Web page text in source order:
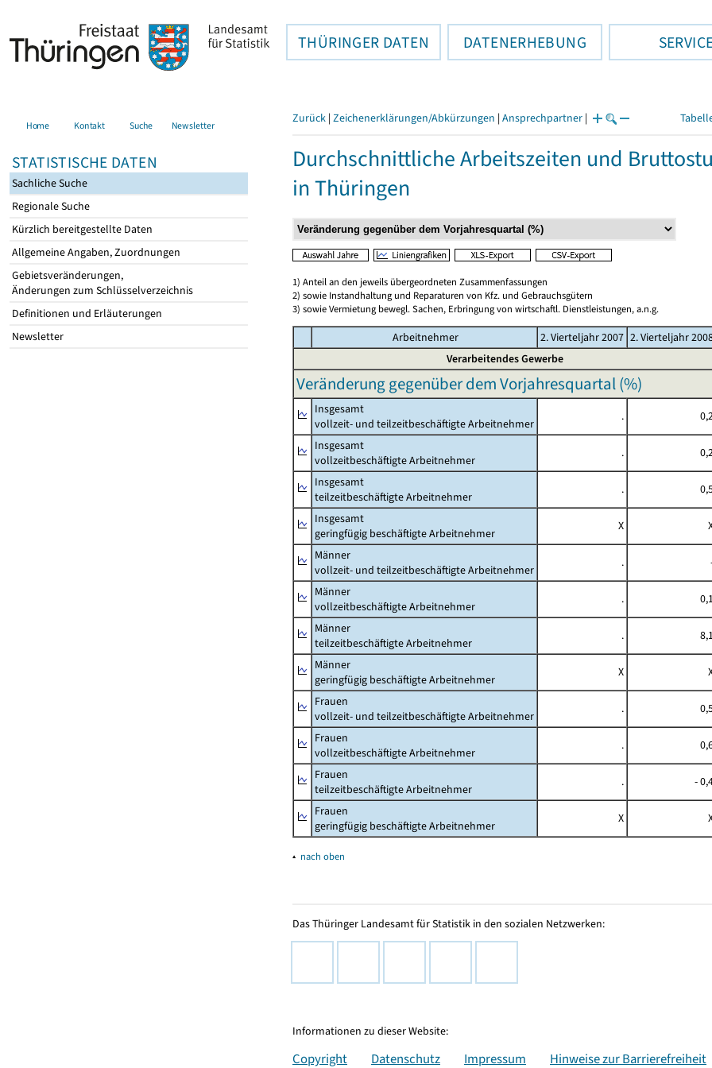
THÜRINGER DATEN DATENERHEBUNG
Home Kontakt Suche Newsletter
STATISTISCHE DATEN
Sachliche Suche
Regionale Suche
Kürzlich bereitgestellte Daten
Allgemeine Angaben, Zuordnungen
Gebietsveränderungen,
Änderungen zum Schlüsselverzeichnis
Definitionen und Erläuterungen
Newsletter
Zurück | Zeichenerklärungen/Abkürzungen | Ansprechpartner |
Durchschnittliche Arbeitszeiten und
in Thüringen
1) Anteil an den jeweils übergeordneten Zusammenfassungen
2) sowie Instandhaltung und Reparaturen von Kfz. und Gebrauchsgütern
3) sowie Vermietung bewegl. Sachen, Erbringung von wirtschaftl. Dienstleistungen, a.n.g.
Arbeitnehmer 2. Vierteljahr 2007 2. Vierteljahr
Verarbeitendes Gewerbe
Veränderung gegenüber dem Vorjahresquartal (%)
Insgesamt
vollzeit- und teilzeitbeschäftigte Arbeitnehmer
.
Insgesamt
vollzeitbeschäftigte Arbeitnehmer
.
Insgesamt
teilzeitbeschäftigte Arbeitnehmer
.
Insgesamt
geringfügig beschäftigte Arbeitnehmer
X
Männer
vollzeit- und teilzeitbeschäftigte Arbeitnehmer
.
Männer
vollzeitbeschäftigte Arbeitnehmer
.
Männer
teilzeitbeschäftigte Arbeitnehmer
.
Männer
geringfügig beschäftigte Arbeitnehmer
X
Frauen
vollzeit- und teilzeitbeschäftigte Arbeitnehmer
.
Frauen
vollzeitbeschäftigte Arbeitnehmer
.
Frauen
teilzeitbeschäftigte Arbeitnehmer
.
-
Frauen
geringfügig beschäftigte Arbeitnehmer
X
▴ nach oben
Das Thüringer Landesamt für Statistik in den sozialen Netzwerken:
Informationen zu dieser Website:
Copyright Datenschutz Impressum Hinweise zur Barrierefreiheit